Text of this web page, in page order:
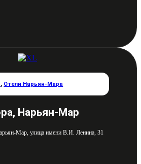
, Отели Нарьян-Мара
Нарьян-Мар
Мар, улица имени В.И. Ленина, 31